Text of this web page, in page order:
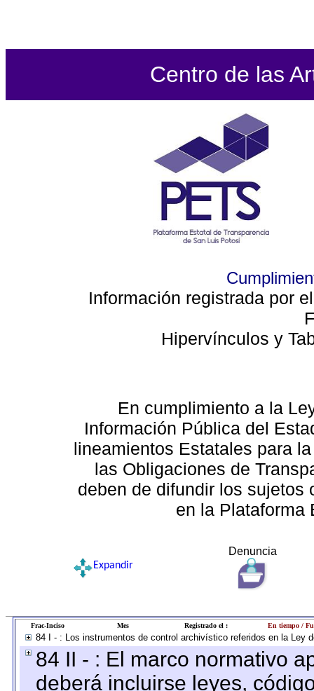
Centro de las
Información registrada por
Hipervínculos y
En cumplimiento a la
Información Pública del
lineamientos Estatales para
las Obligaciones de
deben de difundir los sujetos
en la Plataforma
Denuncia
Expandir
Frac-Inciso Mes Registrado el : En tiempo /
84 I - : Los instrumentos de control archivístico referidos en la Ley
84 II - : El marco normativo
deberá incluirse leyes,